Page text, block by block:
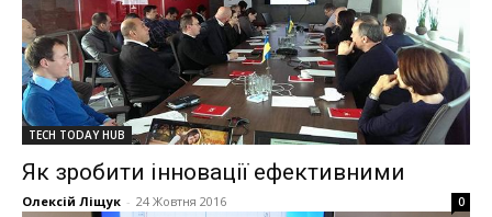
TECH TODAY HUB
Як зробити інновації ефективними
Олексій Ліщук - 24 Жовтня 2016 0